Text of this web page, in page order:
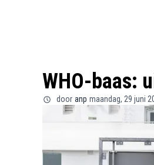
WHO-baas:
door anp maandag, 29 juni